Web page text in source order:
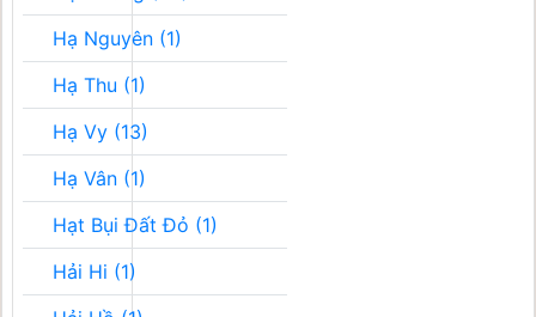
Hạ Nguyên (1)
Hạ Thu (1)
Hạ Vy (13)
Hạ Vân (1)
Hạt Bụi Đất Đỏ (1)
Hải Hi (1)